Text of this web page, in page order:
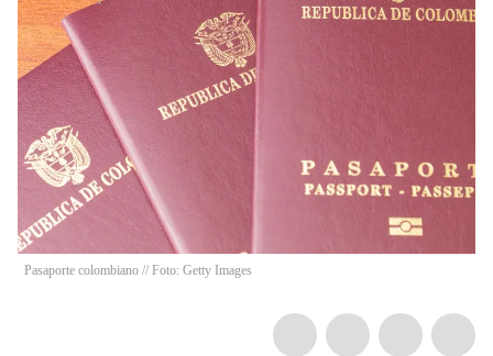
Pasaporte colombiano // Foto: Getty Images